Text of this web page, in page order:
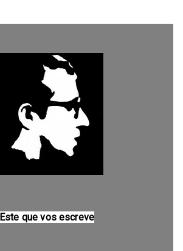
Este que vos escreve